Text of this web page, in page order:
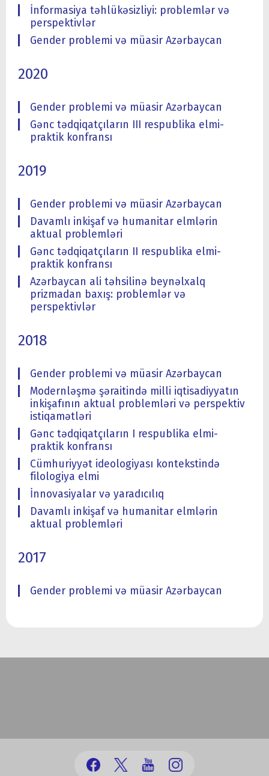
İnformasiya təhlükəsizliyi: problemlər və
perspektivlər
Gender problemi və müasir Azərbaycan
2020
Gender problemi və müasir Azərbaycan
Gənc tədqiqatçıların III respublika elmi-
praktik konfransı
2019
Gender problemi və müasir Azərbaycan
Davamlı inkişaf və humanitar elmlərin
aktual problemləri
Gənc tədqiqatçıların II respublika elmi-
praktik konfransı
Azərbaycan ali təhsilinə beynəlxalq
prizmadan baxış: problemlər və
perspektivlər
2018
Gender problemi və müasir Azərbaycan
Modernləşmə şəraitində milli iqtisadiyyatın
inkişafının aktual problemləri və perspektiv
istiqamətləri
Gənc tədqiqatçıların I respublika elmi-
praktik konfransı
Cümhuriyyət ideologiyası kontekstində
filologiya elmi
İnnovasiyalar və yaradıcılıq
Davamlı inkişaf və humanitar elmlərin
aktual problemləri
2017
Gender problemi və müasir Azərbaycan